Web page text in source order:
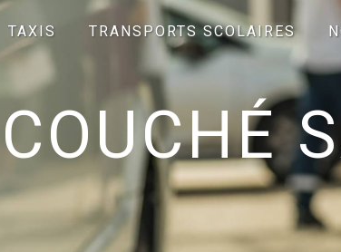
TAXIS TRANSPORTS SCOLAIRES